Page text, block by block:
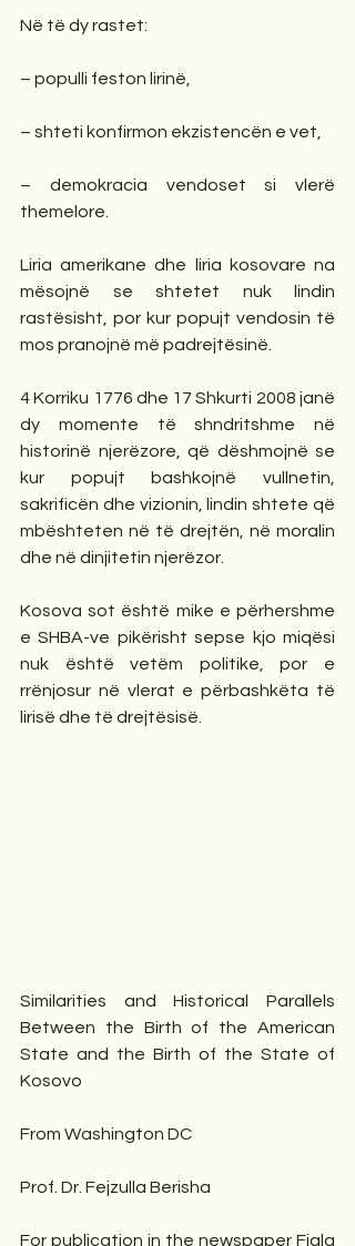
Në të dy rastet:
– populli feston lirinë,
– shteti konfirmon ekzistencën e vet,
– demokracia vendoset si vlerë
themelore.
Liria amerikane dhe liria kosovare na
mësojnë se shtetet nuk lindin
rastësisht, por kur popujt vendosin të
mos pranojnë më padrejtësinë.
4 Korriku 1776 dhe 17 Shkurti 2008 janë
dy momente të shndritshme në
historinë njerëzore, që dëshmojnë se
kur popujt bashkojnë vullnetin,
sakrificën dhe vizionin, lindin shtete që
mbështeten në të drejtën, në moralin
dhe në dinjitetin njerëzor.
Kosova sot është mike e përhershme
e SHBA-ve pikërisht sepse kjo miqësi
nuk është vetëm politike, por e
rrënjosur në vlerat e përbashkëta të
lirisë dhe të drejtësisë.
Similarities and Historical Parallels
Between the Birth of the American
State and the Birth of the State of
Kosovo
From Washington DC
Prof. Dr. Fejzulla Berisha
For publication in the newspaper Fjala